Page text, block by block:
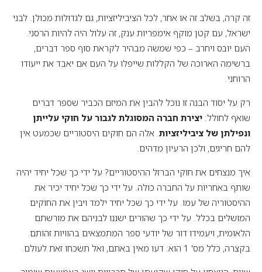
זה קרה, בשלב זה או אחר, לכל הציביליזציות, גם לגדולות מכולן. לבני
ישראל, עם קטן מוקף אימפריות ענק, זה עלול היה להיות הרסני.
העם יובס ויחרב – כפי שמשה מבהיר לקראת סוף ספר דברים,
ברשימה הארוכה של הקללות שייפלו על העם אם יאבד את ייעודו
הרוחני.
רק על יסוד הבנה זו נוכל להבין את המיזם הכביר שספר דברים
שואף לחולל: יצירת חברה המסוגלת לגבור על חוקי עלייתן
ונפילתן של ציביליזציות . אלה הם חוקים היסטוריים שכמעט אין
להם חריגים, ולכן הרעיון מדהים.
איך מנצחים את חוקי הברזל ההיסטוריים? על ידי כך שכל יחיד יהיה
שותף באחריות על החברה כולה. על ידי כך שכל יחיד יכיר את
ההיסטוריה של עמו. על ידי כך שכל יחיד ילמד ויבין את החוקים
המושלים בכלל. על ידי כך שהורים ישננו לבניהם את מורשתם
הלאומית, ויעמידו דור של יודעי ספר המתמצאים בהוויות זהותם.
בקצרה, כלל מס' 1 הוא: דעו מאין באתם, ואל תשכחו זאת לעולם.